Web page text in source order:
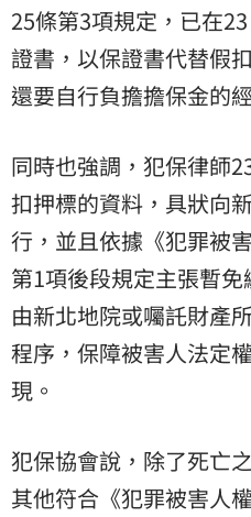
25條第3項規定，已在
證書，以保證書代替假
還要自行負擔擔保金的
同時也強調，犯保律師
扣押標的資料，具狀向
行，並且依據《犯罪被
第1項後段規定主張暫
由新北地院或囑託財產
程序，保障被害人法定
現。
犯保協會說，除了死亡
其他符合《犯罪被害人